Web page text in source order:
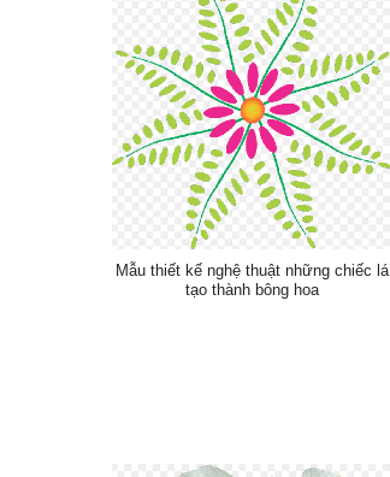
Mẫu thiết kế nghệ thuật những chiếc lá
tạo thành bông hoa